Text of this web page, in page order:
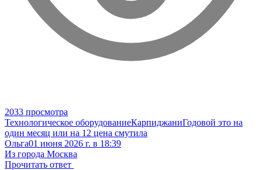
2033 просмотра
Технологическое оборудованиеКарпиджаниГодовой это на
один месяц или на 12 цена смутила
Ольга01 июня 2026 г. в 18:39
Из города Москва
Прочитать ответ